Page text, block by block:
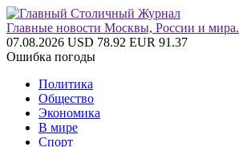
Главные новости Москвы, России и мира.
07.08.2026 USD 78.92 EUR 91.37
Ошибка погоды
Политика
Общество
Экономика
В мире
Спорт